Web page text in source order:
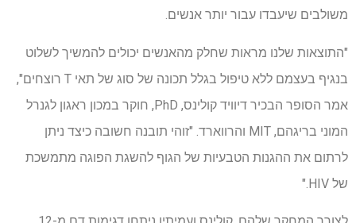
משולבים שיעבדו עבור יותר אנשים.
"התוצאות שלנו מראות שחלק מהאנשים יכולים להמשיך לשלוט
בנגיף בעצמם ללא טיפול בגלל תכונה של סוג של תאי T רוצחים",
אמר הסופר הבכיר דיוויד קולינס, PhD, חוקר במכון ראגון לגנרל
המוני בריגהם, MIT והרווארד. "זוהי תובנה חשובה כיצד ניתן
לרתום את ההגנות הטבעיות של הגוף להשגת הפוגה מתמשכת
של HIV."